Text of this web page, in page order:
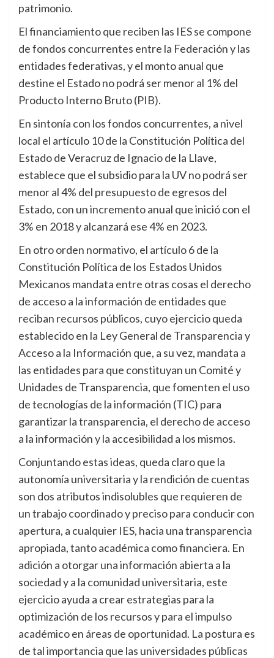
patrimonio.
El financiamiento que reciben las IES se compone
de fondos concurrentes entre la Federación y las
entidades federativas, y el monto anual que
destine el Estado no podrá ser menor al 1% del
Producto Interno Bruto (PIB).
En sintonía con los fondos concurrentes, a nivel
local el artículo 10 de la Constitución Política del
Estado de Veracruz de Ignacio de la Llave,
establece que el subsidio para la UV no podrá ser
menor al 4% del presupuesto de egresos del
Estado, con un incremento anual que inició con el
3% en 2018 y alcanzará ese 4% en 2023.
En otro orden normativo, el artículo 6 de la
Constitución Política de los Estados Unidos
Mexicanos mandata entre otras cosas el derecho
de acceso a la información de entidades que
reciban recursos públicos, cuyo ejercicio queda
establecido en la Ley General de Transparencia y
Acceso a la Información que, a su vez, mandata a
las entidades para que constituyan un Comité y
Unidades de Transparencia, que fomenten el uso
de tecnologías de la información (TIC) para
garantizar la transparencia, el derecho de acceso
a la información y la accesibilidad a los mismos.
Conjuntando estas ideas, queda claro que la
autonomía universitaria y la rendición de cuentas
son dos atributos indisolubles que requieren de
un trabajo coordinado y preciso para conducir con
apertura, a cualquier IES, hacia una transparencia
apropiada, tanto académica como financiera. En
adición a otorgar una información abierta a la
sociedad y a la comunidad universitaria, este
ejercicio ayuda a crear estrategias para la
optimización de los recursos y para el impulso
académico en áreas de oportunidad. La postura es
de tal importancia que las universidades públicas